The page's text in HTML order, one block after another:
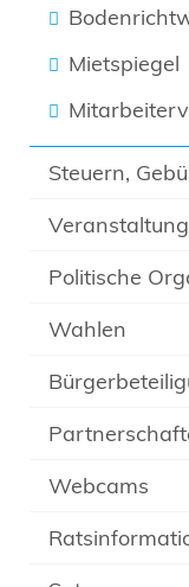
Mietspiegel
Steuern,
Politische
Wahlen
Webcams